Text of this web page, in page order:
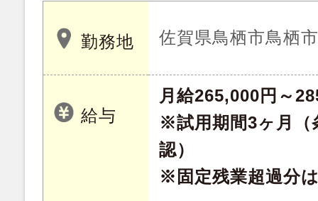
勤務地 佐賀県鳥栖市鳥栖市
給与
月給265,000円～
※試用期間3ヶ月（
認）
※固定残業超過分